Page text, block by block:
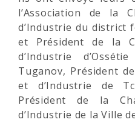
l’Association de la
d’Industrie du district
et Président de la
d’Industrie
Tuganov, Président
et d’Industrie de
Président de la
d’Industrie de la Ville